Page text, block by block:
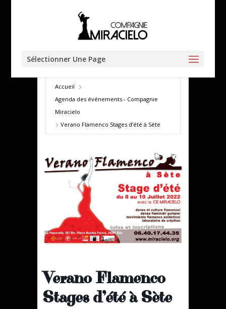
Sélectionner Une Page
Accueil
Agenda des événements - Compagnie
Miracielo
Verano Flamenco Stages d’été à Sète
Verano Flamenco
Stages d’été à Sète